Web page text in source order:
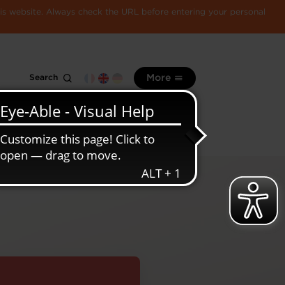
Always check the URL before entering your personal
Search More
information
Luxembourg
economy